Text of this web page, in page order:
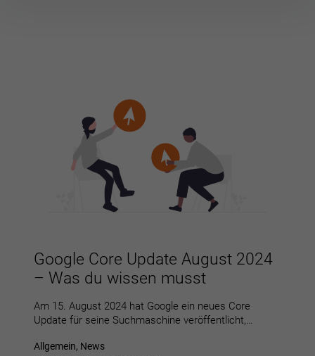
Google Core Update August 2024
– Was du wissen musst
Am 15. August 2024 hat Google ein neues Core
Update für seine Suchmaschine veröffentlicht,…
Allgemein, News